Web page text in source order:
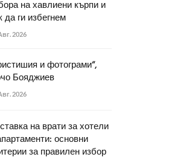
на хавлиени кърпи и
да ги избегнем
2026
и фотограми“,
Бояджиев
2026
на врати за хотели
основни
за правилен избор